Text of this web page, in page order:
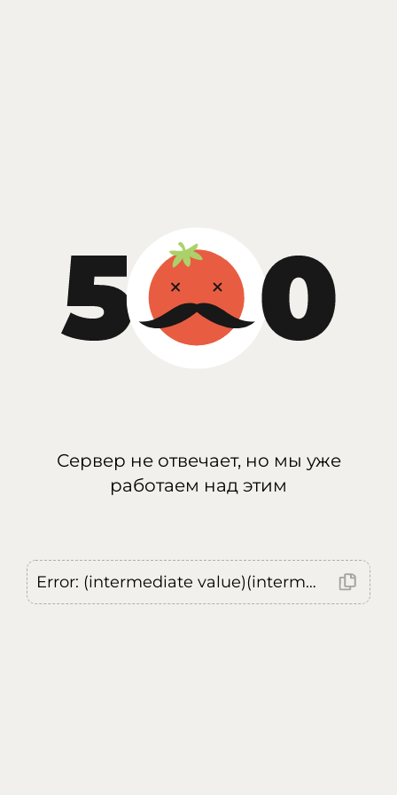
Сервер не отвечает, но мы уже
работаем над этим
Error: (intermediate value)(intermediate value)(intermediate value).replaceAll is not a function